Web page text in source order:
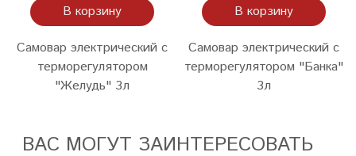
В корзину
Самовар электрический с
терморегулятором
"Желудь" 3л
В корзину
Самовар электрический с
терморегулятором "Банка"
3л
ВАС МОГУТ ЗАИНТЕРЕСОВАТЬ